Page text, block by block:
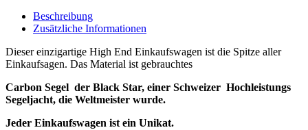
Beschreibung
Zusätzliche Informationen
Dieser einzigartige High End Einkaufswagen ist die Spitze aller
Einkaufsagen. Das Material ist gebrauchtes
Carbon Segel der Black Star, einer Schweizer Hochleistungs
Segeljacht, die Weltmeister wurde.
Jeder Einkaufswagen ist ein Unikat.